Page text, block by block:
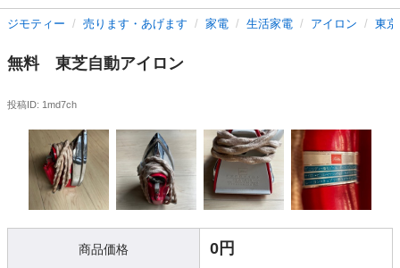
ジモティー 売ります・あげます 家電 生活家電 アイロン 東
無料 東芝自動アイロン
投稿ID: 1md7ch
商品価格 0円